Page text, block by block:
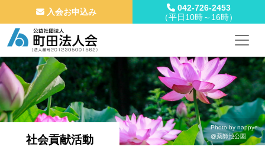
コンテンツへスキップ
メインナビゲーション
入会お申込み
042-726-2453
（平日10時～16時）
社会貢献活動
Photo by nappye
@薬師池公園